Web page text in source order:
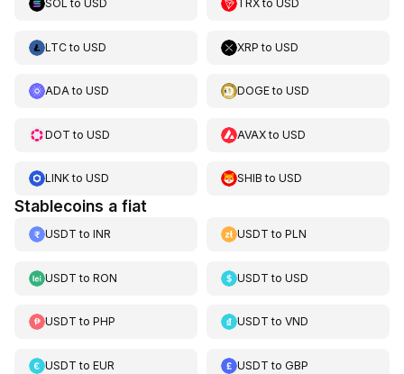
SOL to USD TRXtoUSD
LTCto USD XRP toUSD
ADAto USD DOGEtoUSD
DOT to USD AVAXtoUSD
LINKto USD SHIB toUSD
Stablecoins a fiat
USDT to INR USDT toPLN
USDT to RON USDT toUSD
USDT to PHP USDT toVND
USDT to EUR USDT toGBP